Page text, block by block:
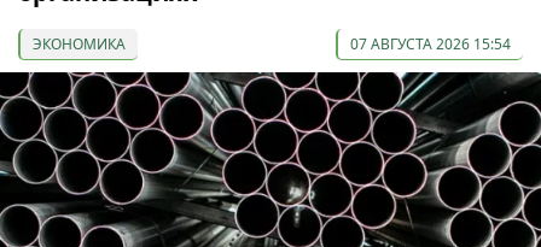
ЭКОНОМИКА 07 АВГУСТА 2026 15:54